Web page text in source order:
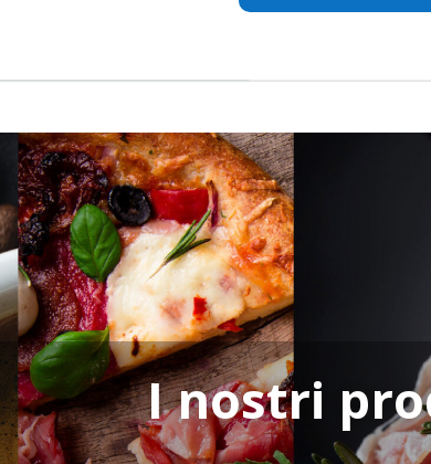
I nostri